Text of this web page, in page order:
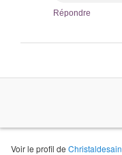
Répondre
Voir le profil de